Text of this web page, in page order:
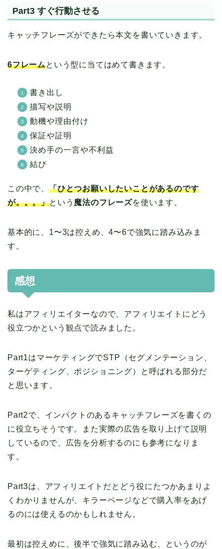
Part3 すぐ行動させる
キャッチフレーズができたら本文を書いていきます。
6フレームという型に当てはめて書きます。
書き出し
描写や説明
動機や理由付け
保証や証明
決め手の一言や不利益
結び
この中で、 「ひとつお願いしたいことがあるのです
が。。。」という 魔法のフレーズを使います。
基本的に、1〜3は控えめ、4〜6で強気に踏み込みま
す。
感想
私はアフィリエイターなので、アフィリエイトにどう
役立つかという観点で読みました。
Part1はマーケティングでSTP（セグメンテーション、
ターゲティング、ポジショニング）と呼ばれる部分だ
と思います。
Part2で、インパクトのあるキャッチフレーズを書くの
に役立ちそうです。また実際の広告を取り上げて説明
しているので、広告を分析するのにも参考になりま
す。
Part3は、アフィリエイトだとどう役にたつかあまりよ
くわかりませんが、キラーページなどで購入率をあげ
るのには使えるのかもしれません。
最初は控えめに、後半で強気に踏み込む、というのが